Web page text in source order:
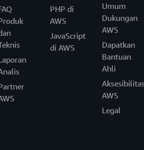
PHP di
AWS
JavaScript
di AWS
Umum
Dukungan
AWS
Dapatkan
Bantuan
Ahli
AWS
Legal